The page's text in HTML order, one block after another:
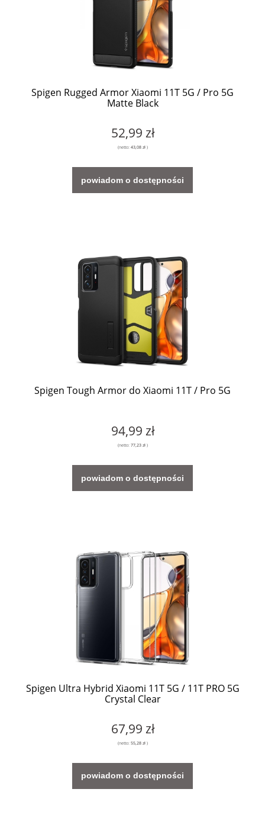
Spigen Rugged Armor Xiaomi 11T 5G / Pro 5G
Matte Black
52,99 zł
(netto: 43,08 zł)
powiadom o dostępności
Spigen Tough Armor do Xiaomi 11T / Pro 5G
94,99 zł
(netto: 77,23 zł)
powiadom o dostępności
Spigen Ultra Hybrid Xiaomi 11T 5G / 11T PRO 5G
Crystal Clear
67,99 zł
(netto: 55,28 zł)
powiadom o dostępności